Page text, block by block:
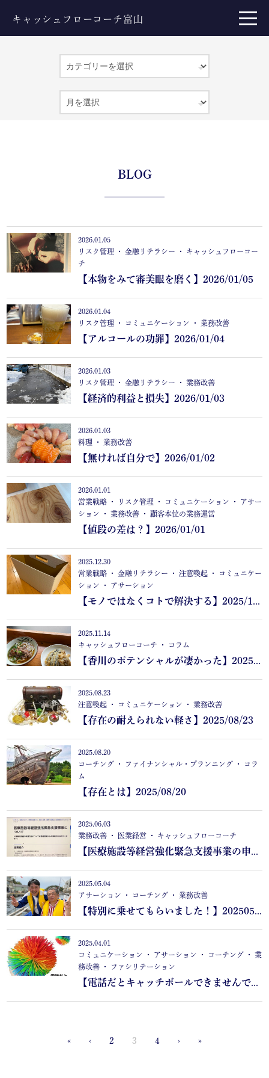
キャッシュフローコーチ富山
BLOG
2026.01.05
リスク管理 ・ 金融リテラシー ・ キャッシュフローコー
チ
【本物をみて審美眼を磨く】2026/01/05
2026.01.04
リスク管理 ・ コミュニケーション ・ 業務改善
【アルコールの功罪】2026/01/04
2026.01.03
リスク管理 ・ 金融リテラシー ・ 業務改善
【経済的利益と損失】2026/01/03
2026.01.03
料理 ・ 業務改善
【無ければ自分で】2026/01/02
2026.01.01
営業戦略 ・ リスク管理 ・ コミュニケーション ・ アサー
ション ・ 業務改善 ・ 顧客本位の業務運営
【値段の差は？】2026/01/01
2025.12.30
営業戦略 ・ 金融リテラシー ・ 注意喚起 ・ コミュニケー
ション ・ アサーション
【モノではなくコトで解決する】2025/12/30
2025.11.14
キャッシュフローコーチ ・ コラム
【香川のポテンシャルが凄かった】20251114
2025.08.23
注意喚起 ・ コミュニケーション ・ 業務改善
【存在の耐えられない軽さ】2025/08/23
2025.08.20
コーチング ・ ファイナンシャル・プランニング ・ コラ
ム
【存在とは】2025/08/20
2025.06.03
業務改善 ・ 医業経営 ・ キャッシュフローコーチ
【医療施設等経営強化緊急支援事業の申請はじまりました】
2025.05.04
アサーション ・ コーチング ・ 業務改善
【特別に乗せてもらいました！】20250503
2025.04.01
コミュニケーション ・ アサーション ・ コーチング ・ 業
務改善 ・ ファシリテーション
【電話だとキャッチボールできませんでした】2025/04/01
« ‹ 2 3 4 › »